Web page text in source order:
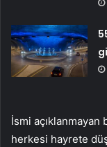
İsmi açıklanmayan
herkesi hayrete